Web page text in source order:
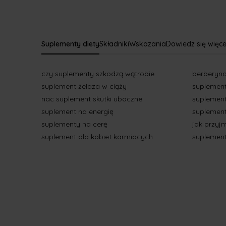
Suplementy dietySkładnikiWskazaniaDowiedz się
czy suplementy szkodzą wątrobie
suplement żelaza w ciąży
nac suplement skutki uboczne
suplement na energię
suplementy na cerę
suplement dla kobiet karmiacych
jak